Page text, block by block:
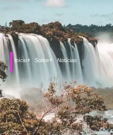
Início Sobre Notícias